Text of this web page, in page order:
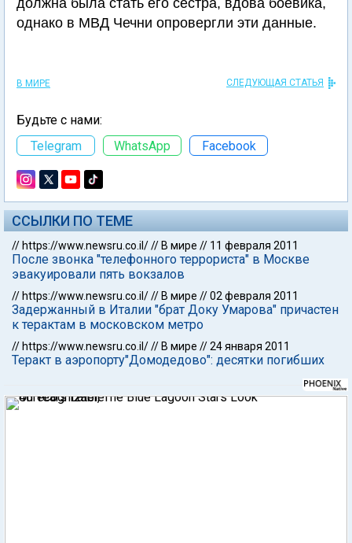
должна была стать его сестра, вдова боевика,
однако в МВД Чечни опровергли эти данные.
В МИРЕ СЛЕДУЮЩАЯ СТАТЬЯ
Будьте с нами:
Telegram
WhatsApp Facebook
ССЫЛКИ ПО ТЕМЕ
// https://www.newsru.co.il/// В мире // 11 февраля 2011
После звонка "телефонного террориста" в Москве
эвакуировали пять вокзалов
// https://www.newsru.co.il/// В мире //02 февраля 2011
Задержанный в Италии "брат Доку Умарова" причастен
к терактам в московском метро
// https://www.newsru.co.il/// В мире //24 января 2011
Теракт в аэропорту"Домодедово": десятки погибших